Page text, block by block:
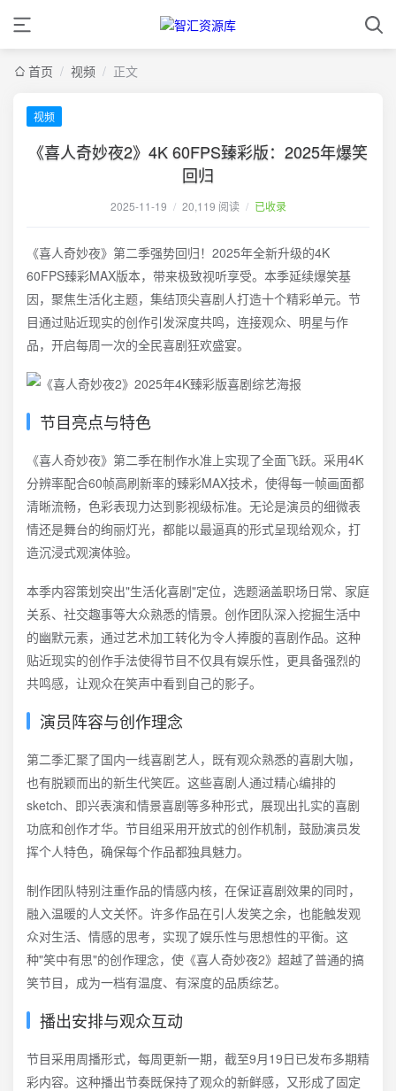
首页 / 视频 / 正文
视频
《喜人奇妙夜2》4K 60FPS臻彩版：2025年爆笑
回归
2025-11-19 / 20,119 阅读 / 已收录
《喜人奇妙夜》第二季强势回归！2025年全新升级的4K
60FPS臻彩MAX版本，带来极致视听享受。本季延续爆笑基
因，聚焦生活化主题，集结顶尖喜剧人打造十个精彩单元。节
目通过贴近现实的创作引发深度共鸣，连接观众、明星与作
品，开启每周一次的全民喜剧狂欢盛宴。
节目亮点与特色
《喜人奇妙夜》第二季在制作水准上实现了全面飞跃。采用4K
分辨率配合60帧高刷新率的臻彩MAX技术，使得每一帧画面都
清晰流畅，色彩表现力达到影视级标准。无论是演员的细微表
情还是舞台的绚丽灯光，都能以最逼真的形式呈现给观众，打
造沉浸式观演体验。
本季内容策划突出"生活化喜剧"定位，选题涵盖职场日常、家庭
关系、社交趣事等大众熟悉的情景。创作团队深入挖掘生活中
的幽默元素，通过艺术加工转化为令人捧腹的喜剧作品。这种
贴近现实的创作手法使得节目不仅具有娱乐性，更具备强烈的
共鸣感，让观众在笑声中看到自己的影子。
演员阵容与创作理念
第二季汇聚了国内一线喜剧艺人，既有观众熟悉的喜剧大咖，
也有脱颖而出的新生代笑匠。这些喜剧人通过精心编排的
sketch、即兴表演和情景喜剧等多种形式，展现出扎实的喜剧
功底和创作才华。节目组采用开放式的创作机制，鼓励演员发
挥个人特色，确保每个作品都独具魅力。
制作团队特别注重作品的情感内核，在保证喜剧效果的同时，
融入温暖的人文关怀。许多作品在引人发笑之余，也能触发观
众对生活、情感的思考，实现了娱乐性与思想性的平衡。这
种"笑中有思"的创作理念，使《喜人奇妙夜2》超越了普通的搞
笑节目，成为一档有温度、有深度的品质综艺。
播出安排与观众互动
节目采用周播形式，每周更新一期，截至9月19日已发布多期精
彩内容。这种播出节奏既保持了观众的新鲜感，又形成了固定